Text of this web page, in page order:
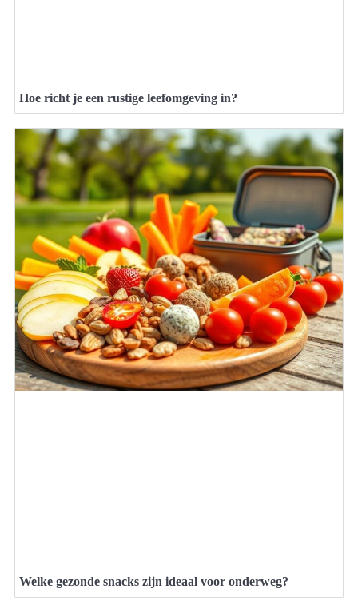
Hoe richt je een rustige leefomgeving in?
Welke gezonde snacks zijn ideaal voor onderweg?